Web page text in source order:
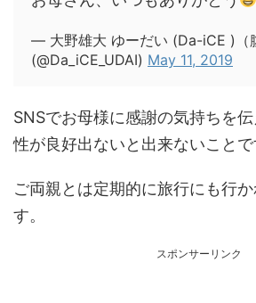
— 大野雄大 ゆーだい (Da-iCE )（
(@Da_iCE_UDAI) May 11, 2019
SNSでお母様に感謝の気持ちを
性が良好出ないと出来ないことで
ご両親とは定期的に旅行にも行
す。
スポンサーリンク